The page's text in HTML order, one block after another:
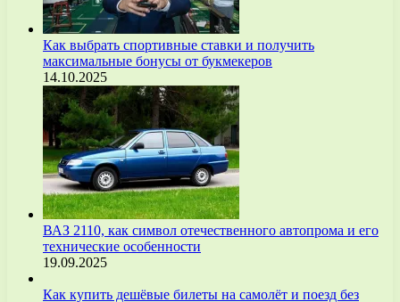
Как выбрать спортивные ставки и получить
максимальные бонусы от букмекеров
14.10.2025
ВАЗ 2110, как символ отечественного автопрома и его
технические особенности
19.09.2025
Как купить дешёвые билеты на самолёт и поезд без